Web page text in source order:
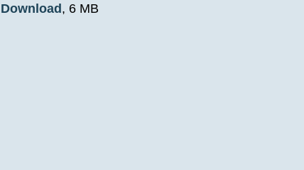
Download, 6 MB